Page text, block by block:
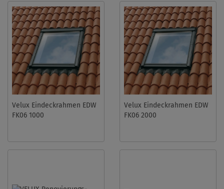
Velux Eindeckrahmen EDW
FK06 1000
Velux Eindeckrahmen EDW
FK06 2000